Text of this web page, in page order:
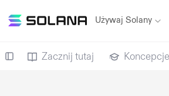
Używaj Solany
Zacznij tutaj Koncepcje